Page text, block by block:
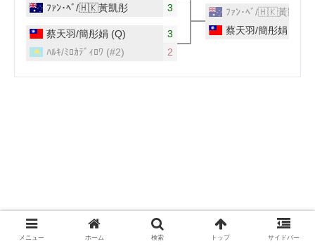
メニュー ホーム 検索 トップ サイドバー